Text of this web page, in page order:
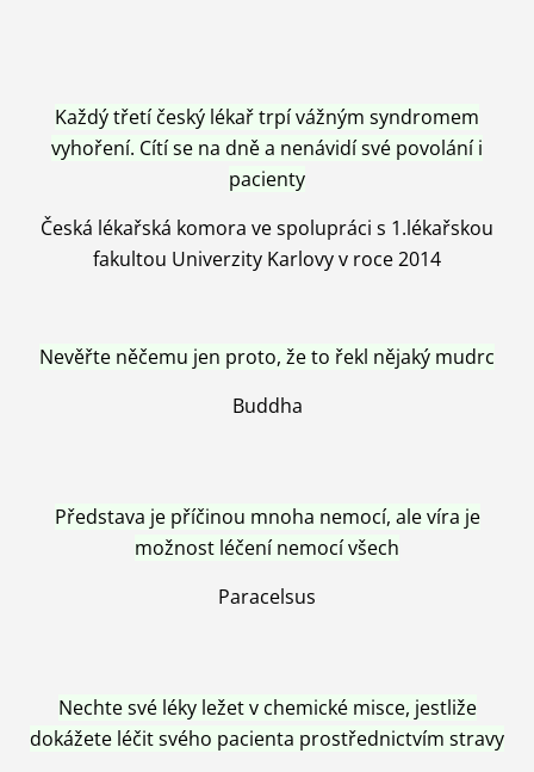
Každý třetí český lékař trpí vážným syndromem
vyhoření. Cítí se na dně a nenávidí své povolání i
pacienty
Česká lékařská komora ve spolupráci s 1.lékařskou
fakultou Univerzity Karlovy v roce 2014
Nevěřte něčemu jen proto, že to řekl nějaký mudrc
Buddha
Představa je příčinou mnoha nemocí, ale víra je
možnost léčení nemocí všech
Paracelsus
Nechte své léky ležet v chemické misce, jestliže
dokážete léčit svého pacienta prostřednictvím stravy